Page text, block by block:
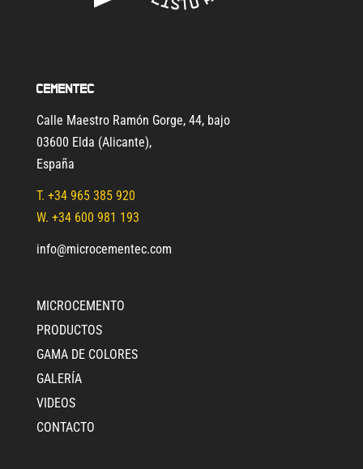
Cementec
Calle Maestro Ramón Gorge, 44, bajo
03600 Elda (Alicante),
España
T. +34 965 385 920
W. +34 600 981 193
info@microcementec.com
MICROCEMENTO
PRODUCTOS
GAMA DE COLORES
GALERÍA
VIDEOS
CONTACTO